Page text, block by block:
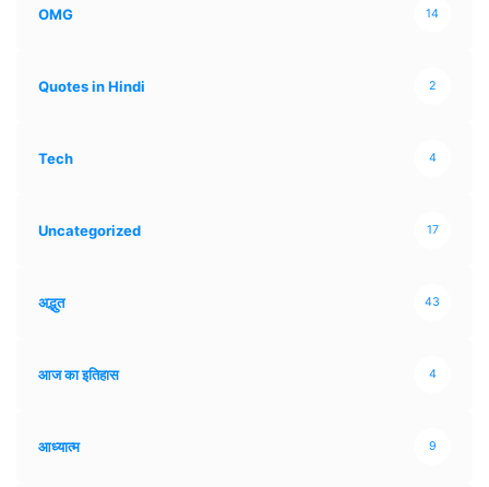
OMG 14
Quotes in Hindi 2
Tech 4
Uncategorized 17
अद्भुत 43
आज का इतिहास 4
आध्यात्म 9